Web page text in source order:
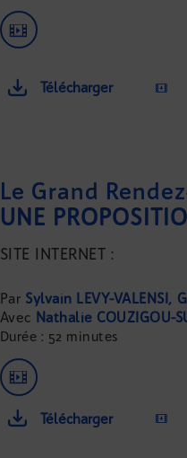
Télécharger
Le Grand
SITE INTERNET :
Sylvain LEVY-VALENSI
Nathalie COUZIGOU-
Durée : 52 minutes
Télécharger